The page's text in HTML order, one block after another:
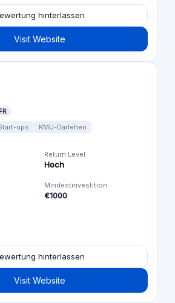
hinterlassen
Visit Website
FR
ups KMU-Darlehen
Return Level
Hoch
Mindestinvestition
€1000
hinterlassen
Visit Website